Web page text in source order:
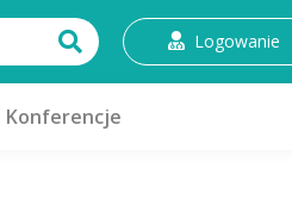
Logowanie
Konferencje